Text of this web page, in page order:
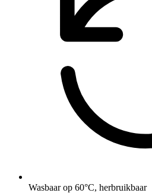
Wasbaar op 60°C, herbruikbaar